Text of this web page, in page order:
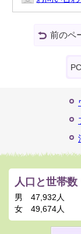
前のペ
人口と世帯数
男
47,932人
女
49,674人